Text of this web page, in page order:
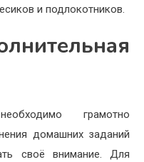
и подлокотников.
грамотно
домашних заданий
своё внимание. Для